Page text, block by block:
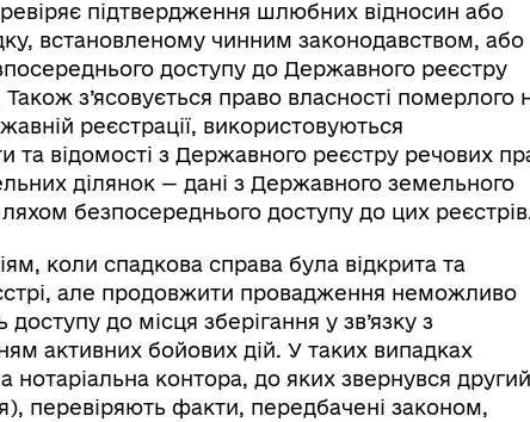
підтвердження шлюбних відносин або
встановленому чинним законодавством, або
доступу до Державного реєстру
з’ясовується право власності померлого
реєстрації, використовуються
та відомості з Державного реєстру речових
ділянок — дані з Державного земельного
безпосереднього доступу до цих
коли спадкова справа була відкрита та
але продовжити провадження неможливо
доступу до місця зберігання у зв’язку з
активних бойових дій. У таких випадках
нотаріальна контора, до яких звернувся
перевіряють факти, передбачені законом,